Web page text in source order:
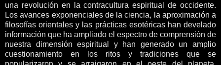
una revolución en la contracultura espiritual de occidente.
Los avances exponenciales de la ciencia, la aproximación a
filosofías orientales y las prácticas esotéricas han develado
información que ha ampliado el espectro de comprensión de
nuestra dimensión espiritual y han generado un amplio
cuestionamiento en los ritos y tradiciones que se